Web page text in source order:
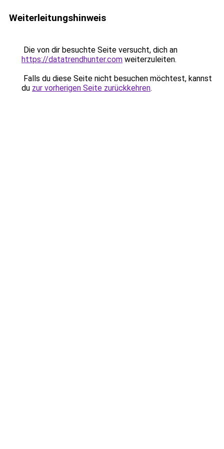
Weiterleitungshinweis
Die von dir besuchte Seite versucht, dich an
https://datatrendhunter.com weiterzuleiten.
Falls du diese Seite nicht besuchen möchtest, kannst
du zur vorherigen Seite zurückkehren.